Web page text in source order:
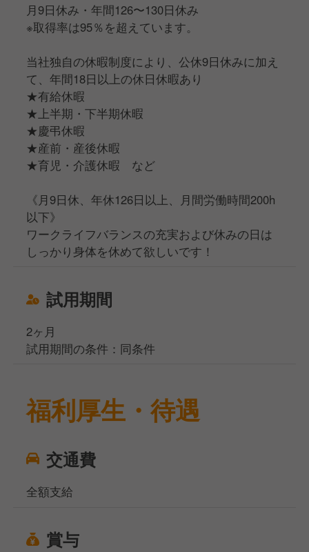
月9日休み・年間126〜130日休み
※取得率は95％を超えています。
当社独自の休暇制度により、公休9日休みに加え
て、年間18日以上の休日休暇あり
★有給休暇
★上半期・下半期休暇
★慶弔休暇
★産前・産後休暇
★育児・介護休暇 など
《月9日休、年休126日以上、月間労働時間200h
以下》
ワークライフバランスの充実および休みの日は
しっかり身体を休めて欲しいです！
試用期間
2ヶ月
試用期間の条件：同条件
福利厚生・待遇
交通費
全額支給
賞与